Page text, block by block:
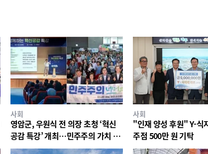
사회
영암군, 우원식 전 의장 초청 ‘혁신
공감 특강’ 개최…민주주의 가치 공
유
사회
"인재 양성 후원" Y-식
주점 500만 원 기탁